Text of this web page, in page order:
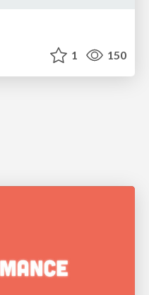
1 150